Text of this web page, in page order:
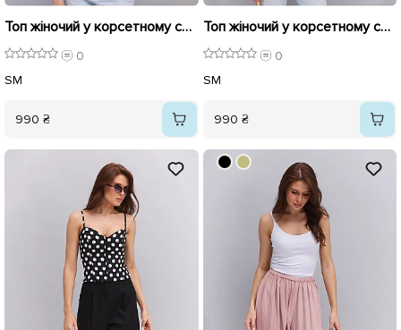
Топ жіночий у корсетному стилі 595979 Сірий
0
SM
990 ₴
Топ жіночий у корсетному стилі 595978 Молочний
0
SM
990 ₴